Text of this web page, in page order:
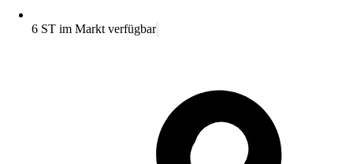
6 ST im Markt verfügbar